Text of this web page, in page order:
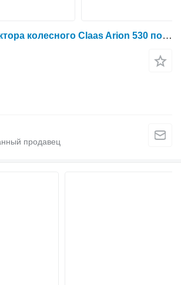
Кабина для трактора колесного Claas Arion 530 после аварии